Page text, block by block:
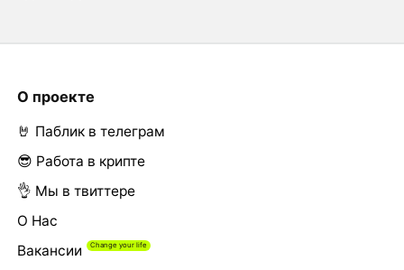
О проекте
🤘 Паблик в телеграм
😎 Работа в крипте
👌 Мы в твиттере
О Нас
Вакансии